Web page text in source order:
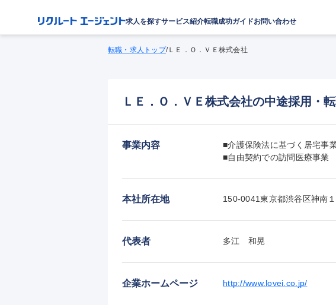
求人を探すサービス紹介転職成功ガイドお問い合わせ
転職・求人トップ/ＬＥ．Ｏ．ＶＥ株式会社
ＬＥ．Ｏ．ＶＥ株式会社の中途採用・
事業内容
■介護保険法に基づく居宅事
■自由契約での訪問医療事業
本社所在地 150-0041東京都渋谷区神南
代表者 多江　和晃
企業ホームページ http://www.lovei.co.jp/